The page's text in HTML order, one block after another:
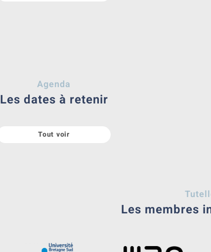
Agenda
Les dates à retenir
Tout voir
Les membres